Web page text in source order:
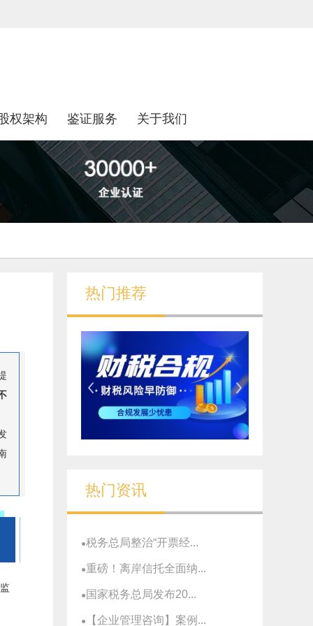
权架构 鉴证服务 关于我们
热门推荐
热门资讯
●税务总局整治“开票经...
●重磅！离岸信托全面纳...
● 国家税务总局发布20...
● 【企业管理咨询】案例...